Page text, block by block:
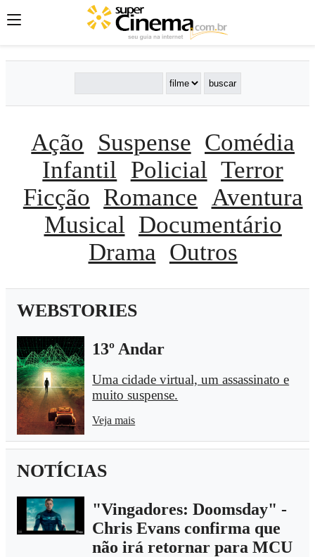
Ação Suspense Comédia
Infantil
Policial Terror
Ficção Romance Aventura
Musical
Documentário
Drama Outros
WEBSTORIES
13º Andar
Uma cidade virtual, um assassinato e
muito suspense.
Veja mais
NOTÍCIAS
"Vingadores: Doomsday" -
Chris Evans confirma que
não irá retornar para MCU